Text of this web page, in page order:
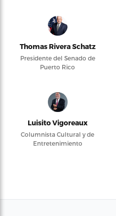
Thomas Rivera Schatz
Presidente del Senado de
Puerto Rico
Luisito Vigoreaux
Columnista Cultural y de
Entretenimiento